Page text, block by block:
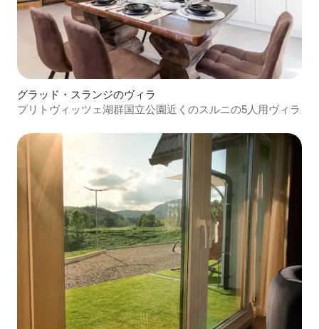
グラッド・スランジのヴィラ
プリトヴィッツェ湖群国立公園近くのスルニの5人用ヴィラ